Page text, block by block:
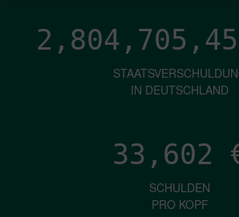
IN DEUTSCHLAND
33,602
SCHULDEN
PRO KOPF